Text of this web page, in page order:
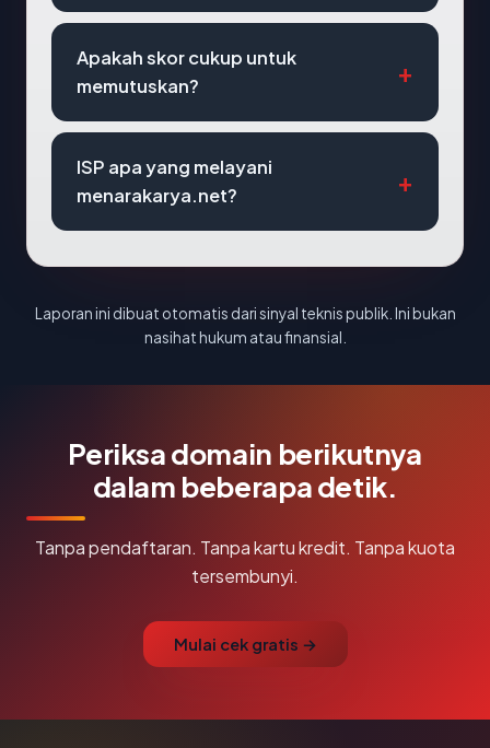
Apakah skor cukup untuk
memutuskan?
ISP apa yang melayani
menarakarya.net?
Laporan ini dibuat otomatis dari sinyal teknis publik. Ini bukan
nasihat hukum atau finansial.
Periksa domain berikutnya
dalam beberapa detik.
Tanpa pendaftaran. Tanpa kartu kredit. Tanpa kuota
tersembunyi.
Mulai cek gratis →